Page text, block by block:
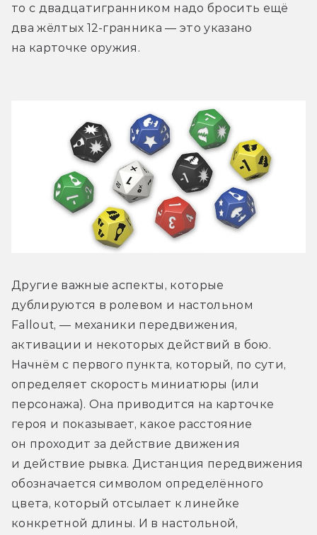
то с двадцатигранником надо бросить ещё
два жёлтых 12-гранника — это указано
на карточке оружия.
Другие важные аспекты, которые
дублируются в ролевом и настольном
Fallout, — механики передвижения,
активации и некоторых действий в бою.
Начнём с первого пункта, который, по сути,
определяет скорость миниатюры (или
персонажа). Она приводится на карточке
героя и показывает, какое расстояние
он проходит за действие движения
и действие рывка. Дистанция передвижения
обозначается символом определённого
цвета, который отсылает к линейке
конкретной длины. И в настольной,